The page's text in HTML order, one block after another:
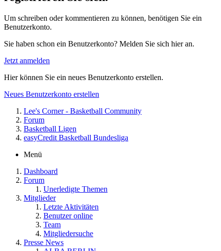
Um schreiben oder kommentieren zu können, benötigen Sie ein
Benutzerkonto.
Sie haben schon ein Benutzerkonto? Melden Sie sich hier an.
Jetzt anmelden
Hier können Sie ein neues Benutzerkonto erstellen.
Neues Benutzerkonto erstellen
Lee's Corner - Basketball Community
Forum
Basketball Ligen
easyCredit Basketball Bundesliga
Menü
Dashboard
Forum
Unerledigte Themen
Mitglieder
Letzte Aktivitäten
Benutzer online
Team
Mitgliedersuche
Presse News